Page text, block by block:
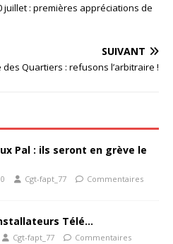
juillet : premières appréciations de
SUIVANT
des Quartiers : refusons l’arbitraire !
Pal : ils seront en grève le
Cgt-fapt_77
Commentaires
Télé…
Cgt-fapt_77
Commentaires